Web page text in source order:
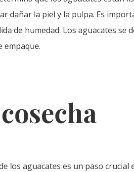
dañar la piel y la pulpa. Es
de humedad. Los aguacates se
empaque.
los aguacates es un paso